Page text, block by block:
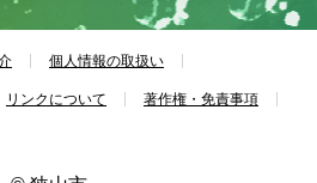
個人情報の取扱い
リンクについて 著作権・免責事項